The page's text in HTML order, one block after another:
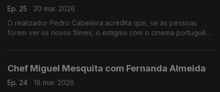
Ep. 25
20 mar. 2026
O realizador Pedro Cabeleira acredita que, se as pessoas
forem ver os novos filmes, o estigma com o cinema português
Chef Miguel Mesquita com Fernanda Almeida
Ep. 24
18 mar. 2026